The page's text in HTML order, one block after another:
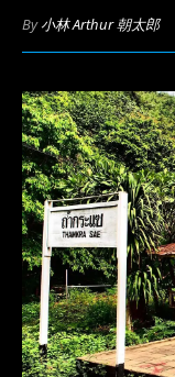
By小林 Arthur 朝太郎